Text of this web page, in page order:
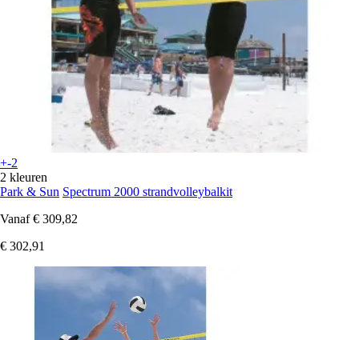
+-2
2 kleuren
Park & Sun Spectrum 2000 strandvolleybalkit
Vanaf € 309,82
€ 302,91